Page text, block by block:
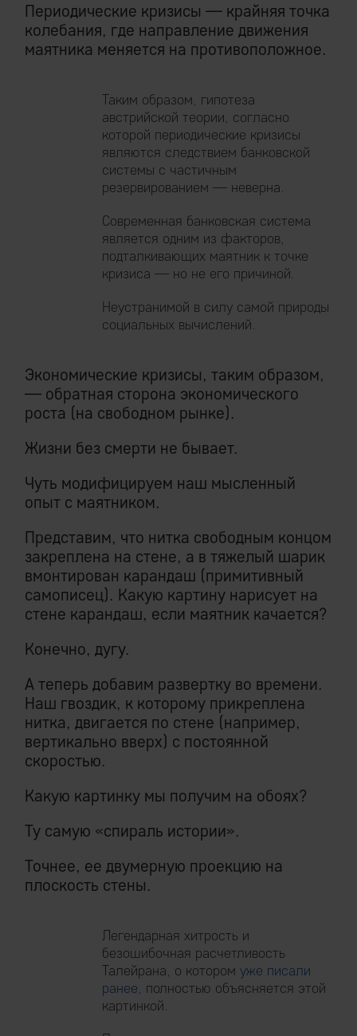
Периодические кризисы — крайняя точка
колебания, где направление движения
маятника меняется на противоположное.
Таким образом, гипотеза
австрийской теории, согласно
которой периодические кризисы
являются следствием банковской
системы с частичным
резервированием — неверна.
Современная банковская система
является одним из факторов,
подталкивающих маятник к точке
кризиса — но не его причиной.
Неустранимой в силу самой природы
социальных вычислений.
Экономические кризисы, таким образом,
— обратная сторона экономического
роста (на свободном рынке).
Жизни без смерти не бывает.
Чуть модифицируем наш мысленный
опыт с маятником.
Представим, что нитка свободным концом
закреплена на стене, а в тяжелый шарик
вмонтирован карандаш (примитивный
самописец). Какую картину нарисует на
стене карандаш, если маятник качается?
Конечно, дугу.
А теперь добавим развертку во времени.
Наш гвоздик, к которому прикреплена
нитка, двигается по стене (например,
вертикально вверх) с постоянной
скоростью.
Какую картинку мы получим на обоях?
Ту самую «спираль истории».
Точнее, ее двумерную проекцию на
плоскость стены.
Легендарная хитрость и
безошибочная расчетливость
Талейрана, о котором уже писали
ранее, полностью объясняется этой
картинкой.